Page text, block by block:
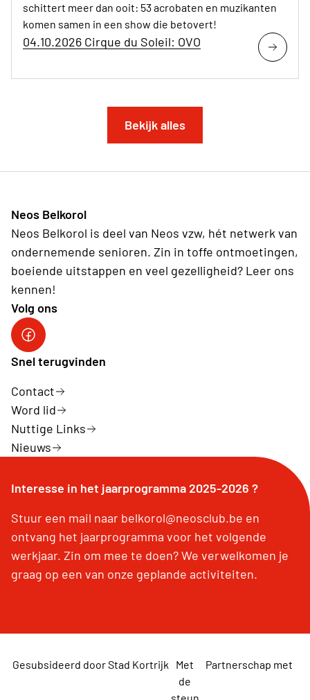
schittert meer dan ooit: 53 acrobaten en muzikanten
komen samen in een show die betovert!
04.10.2026 Cirque du Soleil: OVO
Bekijk alles
Neos Belkorol
Neos Belkorol is deel van Neos vzw, hét netwerk van
ondernemende senioren. Zin in toffe ontmoetingen,
boeiende uitstappen en veel gezelligheid? Leer ons
kennen!
Volg ons
Snel terugvinden
Contact
Word lid
Nuttige Links
Nieuws
Interesse in het jaarprogramma 2025-2026 ?
Stuur een mail naar belkorol@neosclub.be en
ontvang het jaarprogramma voor het volgende
werkjaar. Zin om mee te doen? We verwelkomen je
graag op een van onze geplande activiteiten.
Gesubsideerd door Stad Kortrijk
Met
de
Partnerschap met